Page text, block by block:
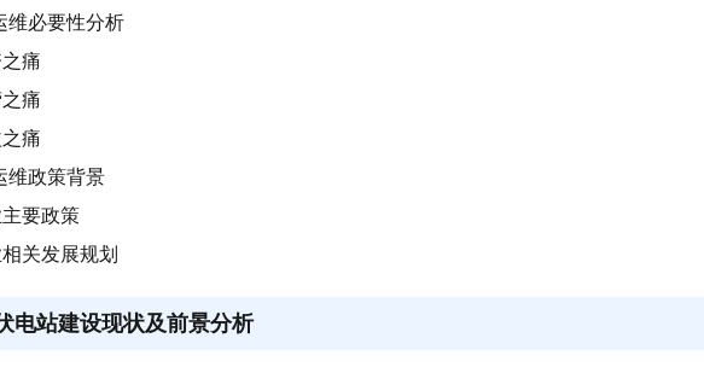
维必要性分析
痛
痛
痛
维政策背景
要政策
关发展规划
电站建设现状及前景分析